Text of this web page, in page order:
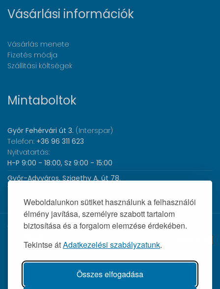
Weboldalunkon sütiket használunk a felhasználói
élmény javítása, személyre szabott tartalom
biztosítása és a forgalom elemzése érdekében.
Tekintse átAdatkezelési szabályzatunk.
Összes elfogadása
Vásárlási információk
Vásárlás menete
Fizetés módja
Szállítási költségek
Mintaboltok
Győr Fehérvári út 3. (Interspar)
Telefon: +36 96 311 623
Nyitvatartás:
H-P 9:00 - 18:00, Sz 9:00 - 15:00
Győr-Adyváros, Szigethy A. út 78.
Telefon:
Nyitvatartás:H-P 8:00 - 17:00
© 2026 Wolf Orvosi Műszer Kft. |